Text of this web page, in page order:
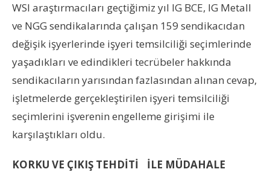
WSI araştırmacıları geçtiğimiz yıl IG BCE, IG Metall
ve NGG sendikalarında çalışan 159 sendikacıdan
değişik işyerlerinde işyeri temsilciliği seçimlerinde
yaşadıkları ve edindikleri tecrübeler hakkında
sendikacıların yarısından fazlasından alınan cevap,
işletmelerde gerçekleştirilen işyeri temsilciliği
seçimlerini işverenin engelleme girişimi ile
karşılaştıkları oldu.
KORKU VE ÇIKIŞ TEHDİTİ İLE MÜDAHALE